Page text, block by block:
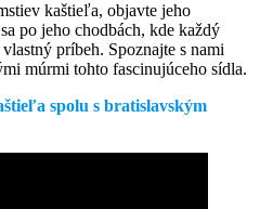
kaštieľa, objavte jeho
po jeho chodbách, kde každý
príbeh. Spoznajte s nami
múrmi tohto fascinujúceho sídla.
spolu s bratislavským